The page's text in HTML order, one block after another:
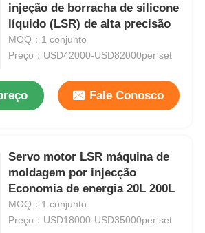
injeção de borracha de silicone
líquido (LSR) de alta precisão
MOQ：1 conjunto
Preço：USD42000-USD82000per set
Fale Conosco
Servo motor LSR máquina de
moldagem por injecção
Economia de energia 20L 200L
MOQ：1 conjunto
Preço：USD18000-USD35000per set